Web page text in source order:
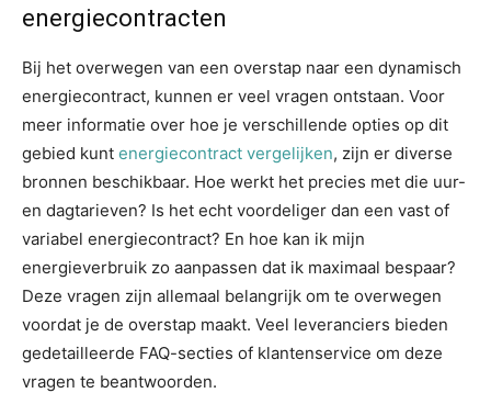
energiecontracten
Bij het overwegen van een overstap naar een dynamisch
energiecontract, kunnen er veel vragen ontstaan. Voor
meer informatie over hoe je verschillende opties op dit
gebied kunt energiecontract vergelijken, zijn er diverse
bronnen beschikbaar. Hoe werkt het precies met die uur-
en dagtarieven? Is het echt voordeliger dan een vast of
variabel energiecontract? En hoe kan ik mijn
energieverbruik zo aanpassen dat ik maximaal bespaar?
Deze vragen zijn allemaal belangrijk om te overwegen
voordat je de overstap maakt. Veel leveranciers bieden
gedetailleerde FAQ-secties of klantenservice om deze
vragen te beantwoorden.